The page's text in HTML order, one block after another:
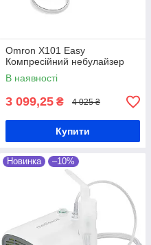
Omron X101 Easy
Компресійний небулайзер
В наявності
3 099,25 ₴ 4 025 ₴
Купити
Новинка –10%